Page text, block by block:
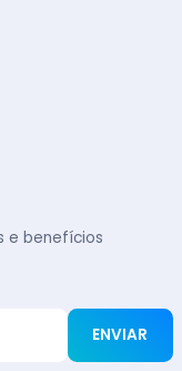
e benefícios
ENVIAR